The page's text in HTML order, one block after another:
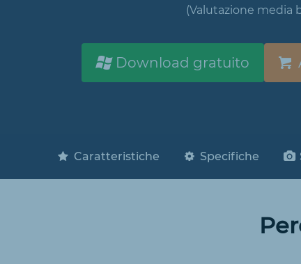
(Valutazione media
Download gratuito
Caratteristiche Specifiche